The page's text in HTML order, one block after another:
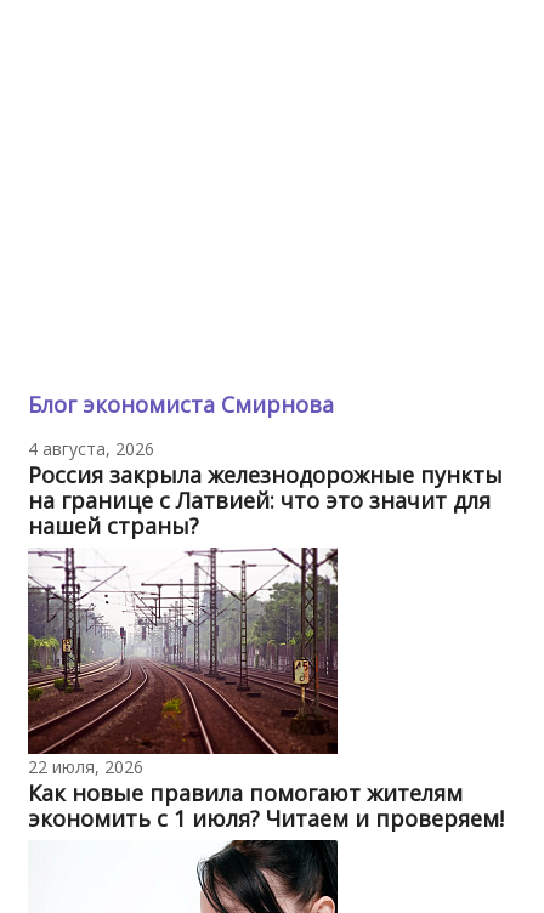
Блог экономиста Смирнова
4 августа, 2026
Россия закрыла железнодорожные пункты
на границе с Латвией: что это значит для
нашей страны?
22 июля, 2026
Как новые правила помогают жителям
экономить с 1 июля? Читаем и проверяем!